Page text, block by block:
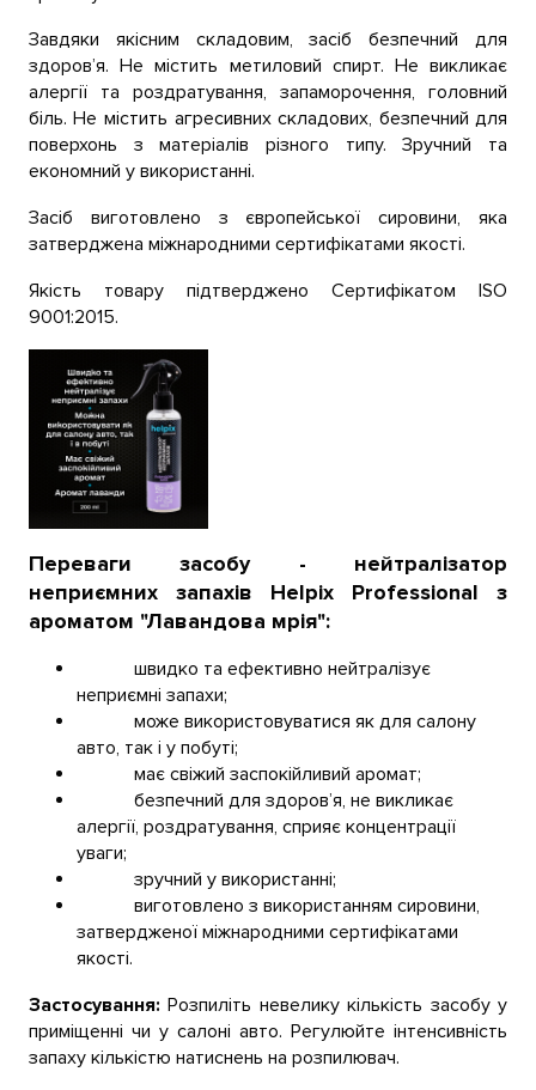
Завдяки якісним складовим, засіб безпечний для
здоров’я. Не містить метиловий спирт. Не викликає
алергії та роздратування, запаморочення, головний
біль. Не містить агресивних складових, безпечний для
поверхонь з матеріалів різного типу. Зручний та
економний у використанні.
Засіб виготовлено з європейської сировини, яка
затверджена міжнародними сертифікатами якості.
Якість товару підтверджено Сертифікатом ISO
9001:2015.
Переваги засобу - нейтралізатор
неприємних запахів Helpix Professional з
ароматом "Лавандова мрія":
швидко та ефективно нейтралізує
неприємні запахи;
може використовуватися як для салону
авто, так і у побуті;
має свіжий заспокійливий аромат;
безпечний для здоров’я, не викликає
алергії, роздратування, сприяє концентрації
уваги;
зручний у використанні;
виготовлено з використанням сировини,
затвердженої міжнародними сертифікатами
якості.
Застосування: Розпиліть невелику кількість засобу у
приміщенні чи у салоні авто. Регулюйте інтенсивність
запаху кількістю натиснень на розпилювач.